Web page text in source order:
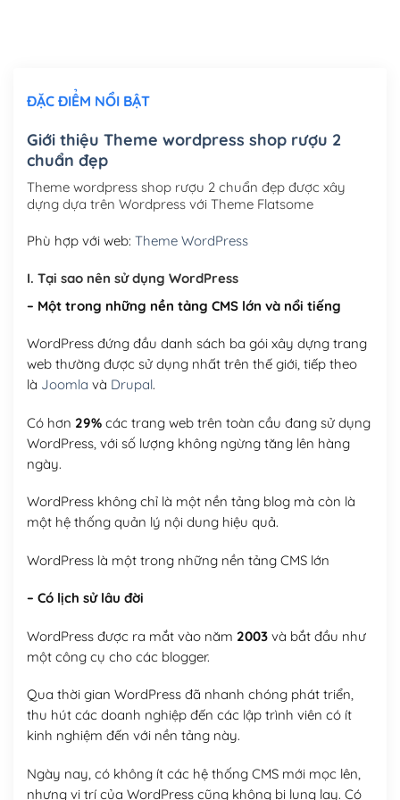
Mua thêm Host + Tên miền
Tên miền Việt Nam .vn (1 năm)
Hosting 2GB SSD (1 năm)(+450,000₫)
Hosting 3GB SSD (1 năm)(+550,000₫)
Hosting 5GB SSD (1 năm)
Hosting 8GB SSD (1 năm) (+950,000₫)
ĐẶC ĐIỂM NỔI BẬT
Giới thiệu Theme wordpress shop rượu 2
chuẩn đẹp
Theme wordpress shop rượu 2 chuẩn đẹp được xây
dựng dựa trên Wordpress với Theme Flatsome
Phù hợp với web: Theme WordPress
I. Tại sao nên sử dụng WordPress
– Một trong những nền tảng CMS lớn và nổi tiếng
WordPress đứng đầu danh sách ba gói xây dựng trang
web thường được sử dụng nhất trên thế giới, tiếp theo
là Joomla và Drupal.
Có hơn 29%các trang web trên toàn cầu đang sử dụng
WordPress, với số lượng không ngừng tăng lên hàng
ngày.
WordPress không chỉ là một nền tảng blog mà còn là
một hệ thống quản lý nội dung hiệu quả.
WordPress là một trong những nền tảng CMS lớn
– Có lịch sử lâu đời
WordPress được ra mắt vào năm 2003và bắt đầu như
một công cụ cho các blogger.
Qua thời gian WordPress đã nhanh chóng phát triển,
thu hút các doanh nghiệp đến các lập trình viên có ít
kinh nghiệm đến với nền tảng này.
Ngày nay, có không ít các hệ thống CMS mới mọc lên,
nhưng vị trí của WordPress cũng không bị lung lay. Có